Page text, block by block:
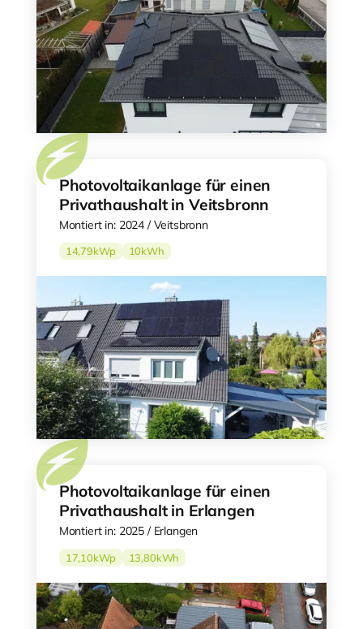
Photovoltaikanlage für einen
Privathaushalt in Veitsbronn
Montiert in: 2024 / Veitsbronn
14,79kWp 10kWh
Photovoltaikanlage für einen
Privathaushalt in Erlangen
Montiert in: 2025 / Erlangen
17,10kWp 13,80kWh